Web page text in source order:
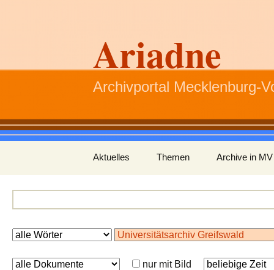
Ariadne
Archivportal Mecklenburg-
Inhalt
springen
Aktuelles Themen Archive in MV
nur mit Bild